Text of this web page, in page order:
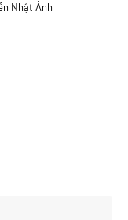
Nhật Ánh